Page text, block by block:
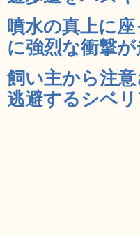
噴水の真上に
に強烈な衝撃
飼い主から注
逃避するシベ